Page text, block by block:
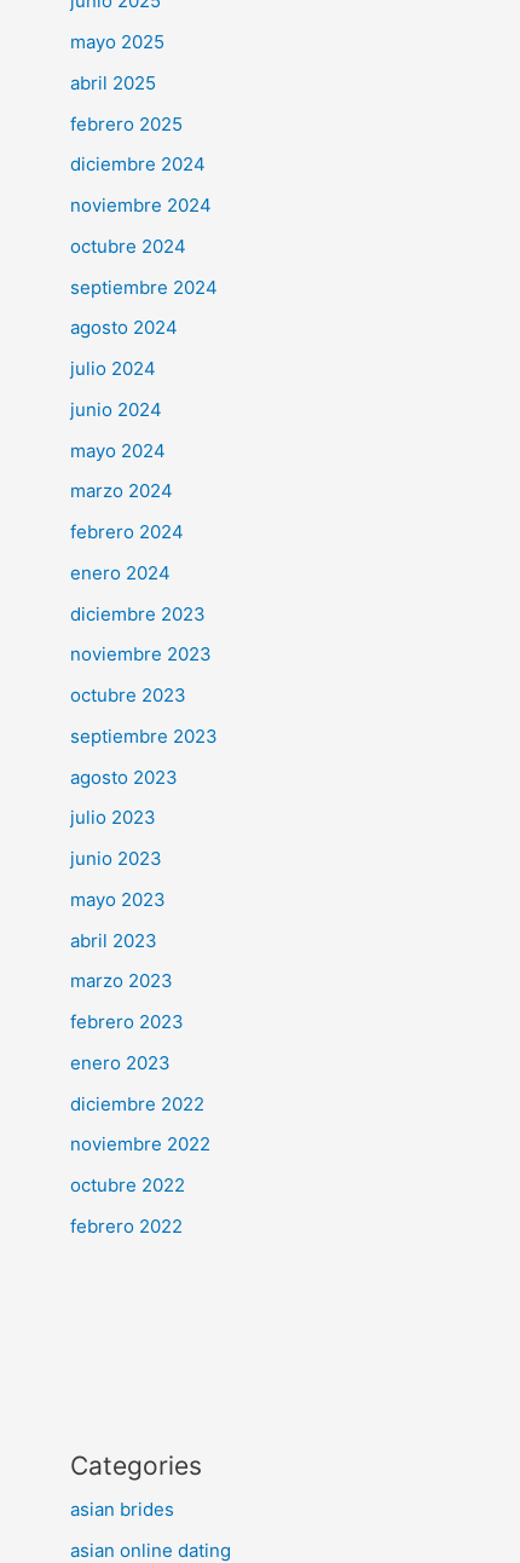
mayo 2025
abril 2025
febrero 2025
diciembre 2024
noviembre 2024
octubre 2024
septiembre 2024
agosto 2024
julio 2024
junio 2024
mayo 2024
marzo 2024
febrero 2024
enero 2024
diciembre 2023
noviembre 2023
octubre 2023
septiembre 2023
agosto 2023
julio 2023
junio 2023
mayo 2023
abril 2023
marzo 2023
febrero 2023
enero 2023
diciembre 2022
noviembre 2022
octubre 2022
febrero 2022
Categories
asian brides
asian online dating